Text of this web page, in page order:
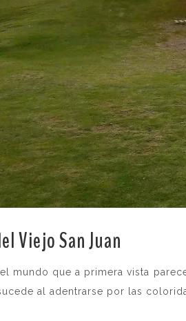
Viejo San Juan
mundo que a primera vista
al adentrarse por las